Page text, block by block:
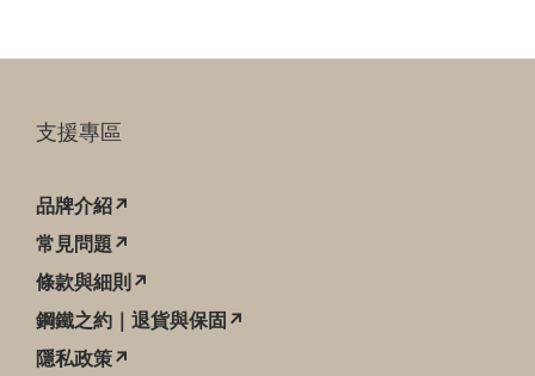
支援專區
品牌介紹↗
常見問題↗
條款與細則↗
鋼鐵之約｜退貨與保固↗
隱私政策↗